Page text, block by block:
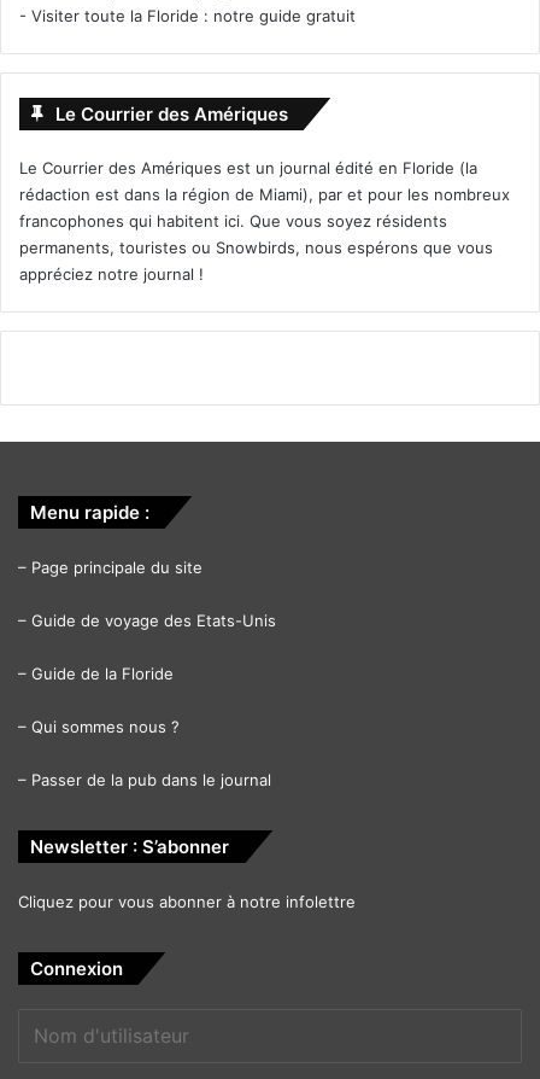
- Visiter toute la Floride : notre guide gratuit
Le Courrier des Amériques
Le Courrier des Amériques est un journal édité en Floride (la
rédaction est dans la région de Miami), par et pour les nombreux
francophones qui habitent ici. Que vous soyez résidents
permanents, touristes ou Snowbirds, nous espérons que vous
appréciez notre journal !
Menu rapide :
– Page principale du site
– Guide de voyage des Etats-Unis
– Guide de la Floride
– Qui sommes nous ?
– Passer de la pub dans le journal
Newsletter : S’abonner
Cliquez pour vous abonner à notre infolettre
Connexion